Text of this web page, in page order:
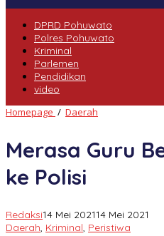
DPRD Pohuwato
Polres Pohuwato
Kriminal
Parlemen
Pendidikan
video
Homepage / Daerah
Difitnah,
di
Paguat
Merasa Guru
ke Polisi
Redaksi14 Mei 202114 Mei 2021
Daerah, Kriminal, Peristiwa